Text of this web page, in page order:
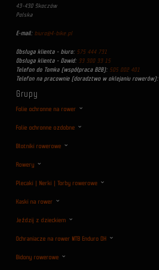
43-430 Skoczów
Polska
E-mail: biuro@4-bike.pl
Obsługa klienta - biuro: 575 444 731
Obsługa klienta - Dawid: 33 300 33 15
Telefon do Tomka (współpraca B2B): 505 002 401
Telefon na pracownie (doradztwo w oklejaniu rowerów):
Grupy
Folie ochronne na rower
Folie ochronne ozdobne
Błotniki rowerowe
Rowery
Plecaki | Nerki | Torby rowerowe
Kaski na rower
Jeździj z dzieckiem
Ochraniacze na rower MTB Enduro DH
Bidony rowerowe